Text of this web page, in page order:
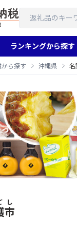
ランキングから探す
から探す 沖縄県 名
一覧
市
し